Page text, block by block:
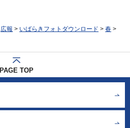
広報 > いばらきフォトダウンロード > 春 >
PAGE TOP